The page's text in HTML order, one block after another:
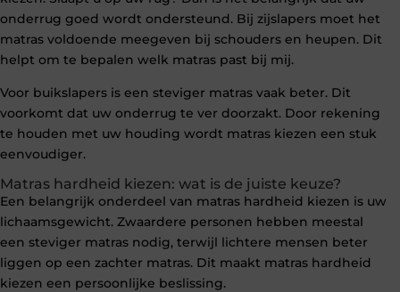
onderrug goed wordt ondersteund. Bij zijslapers moet het
matras voldoende meegeven bij schouders en heupen. Dit
helpt om te bepalen welk matras past bij mij.
Voor buikslapers is een steviger matras vaak beter. Dit
voorkomt dat uw onderrug te ver doorzakt. Door rekening
te houden met uw houding wordt matras kiezen een stuk
eenvoudiger.
Matras hardheid kiezen: wat is de juiste keuze?
Een belangrijk onderdeel van matras hardheid kiezen is uw
lichaamsgewicht. Zwaardere personen hebben meestal
een steviger matras nodig, terwijl lichtere mensen beter
liggen op een zachter matras. Dit maakt matras hardheid
kiezen een persoonlijke beslissing.